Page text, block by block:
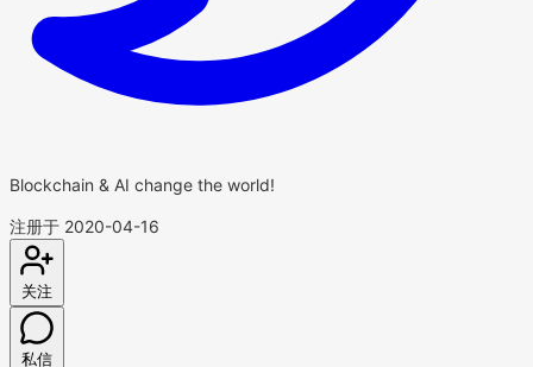
Blockchain & AI change the world!
注册于 2020-04-16
关注
私信